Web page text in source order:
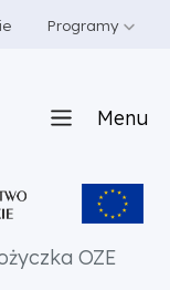
Programy
Menu
OZE